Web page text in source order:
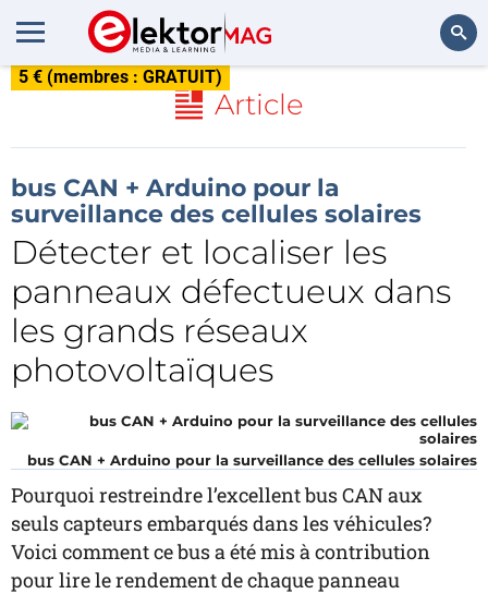
5 € (membres : GRATUIT)
Article
bus CAN + Arduino pour la
surveillance des cellules solaires
Détecter et localiser les
panneaux défectueux dans
les grands réseaux
photovoltaïques
bus CAN + Arduino pour la surveillance des cellules solaires
Pourquoi restreindre l’excellent bus CAN aux
seuls capteurs embarqués dans les véhicules?
Voici comment ce bus a été mis à contribution
pour lire le rendement de chaque panneau